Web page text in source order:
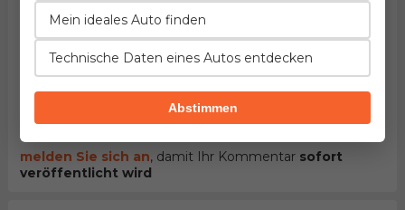
HINWEIS: Pflichtfelder sind mit dem Stern (
gekennzeichnet. Mit dem Versenden des Kommentars
bestätigen SieNutzungsbedingungenunseres Portals
gelesen und akzeptiert zu haben.
Kommentar senden
melden Sie sich an, damit Ihr Kommentar sofort
veröffentlicht wird
Mein ideales Auto finden
Technische Daten eines Autos entdecken
Abstimmen